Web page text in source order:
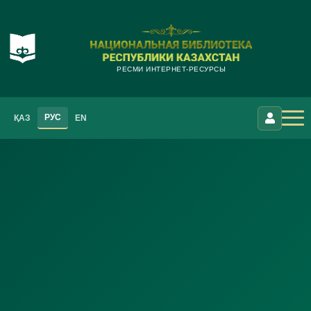
РЕСМИ ИНТЕРНЕТ-РЕСУРСЫ
ҚАЗ РУС EN